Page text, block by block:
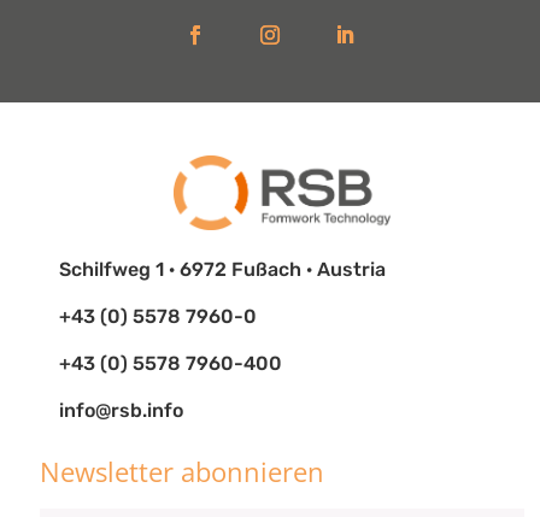
Schilfweg 1 · 6972 Fußach · Austria
+43 (0) 5578 7960-0
+43 (0) 5578 7960-400
info@rsb.info
Newsletter abonnieren